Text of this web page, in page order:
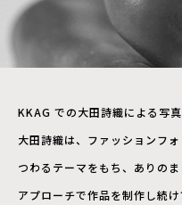
KKAG での大田詩織による写
大田詩織は、ファッションフ
つわるテーマをもち、ありの
アプローチで作品を制作し続け